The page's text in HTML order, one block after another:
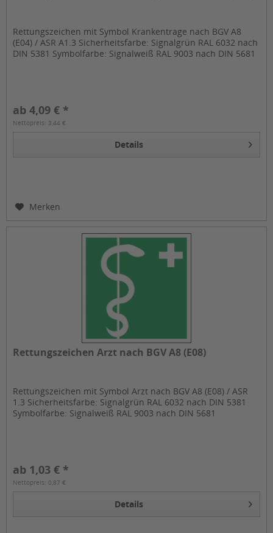
Rettungszeichen mit Symbol Krankentrage nach BGV A8
(E04) / ASR A1.3 Sicherheitsfarbe: Signalgrün RAL 6032 nach
DIN 5381 Symbolfarbe: Signalweiß RAL 9003 nach DIN 5681
ab 4,09 € *
Nettopreis: 3,44 €
Details
Merken
Rettungszeichen Arzt nach BGV A8 (E08)
Rettungszeichen mit Symbol Arzt nach BGV A8 (E08) / ASR
1.3 Sicherheitsfarbe: Signalgrün RAL 6032 nach DIN 5381
Symbolfarbe: Signalweiß RAL 9003 nach DIN 5681
ab 1,03 € *
Nettopreis: 0,87 €
Details